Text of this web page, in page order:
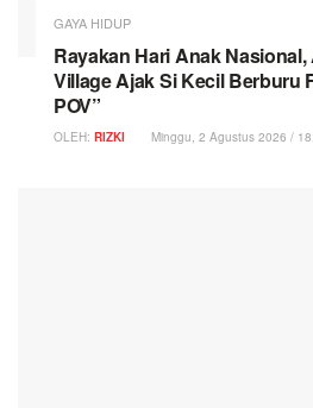
GAYA HIDUP
Rayakan Hari Anak
Village Ajak Si Kecil Berburu
POV”
OLEH: RIZKI Minggu, 2 Agustus 2026 /